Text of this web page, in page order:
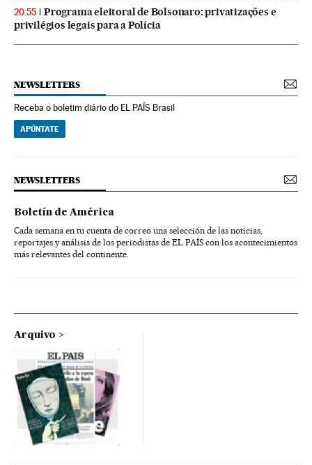
20:55
Programa eleitoral de Bolsonaro: privatizações e
privilégios legais para a Polícia
NEWSLETTERS
Receba o boletim diário do EL PAÍS Brasil
APÚNTATE
NEWSLETTERS
Boletín de América
Cada semana en tu cuenta de correo una selección de las noticias,
reportajes y análisis de los periodistas de EL PAÍS con los acontecimientos
más relevantes del continente.
Arquivo